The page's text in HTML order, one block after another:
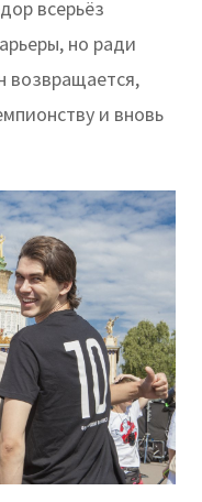
всерьёз
но ради
возвращается,
и вновь